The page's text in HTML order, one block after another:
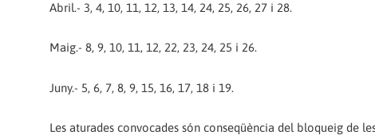
Abril.- 3, 4, 10, 11, 12, 13, 14, 24, 25, 26, 27 i 28.
Maig.- 8, 9, 10, 11, 12, 22, 23, 24, 25 i 26.
Juny.- 5, 6, 7, 8, 9, 15, 16, 17, 18 i 19.
Les aturades convocades són conseqüència del bloqueig de